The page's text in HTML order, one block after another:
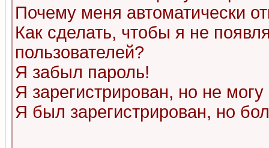
Почему меня автоматически
Как сделать, чтобы я не
пользователей?
Я забыл пароль!
Я зарегистрирован, но не могу
Я был зарегистрирован, но